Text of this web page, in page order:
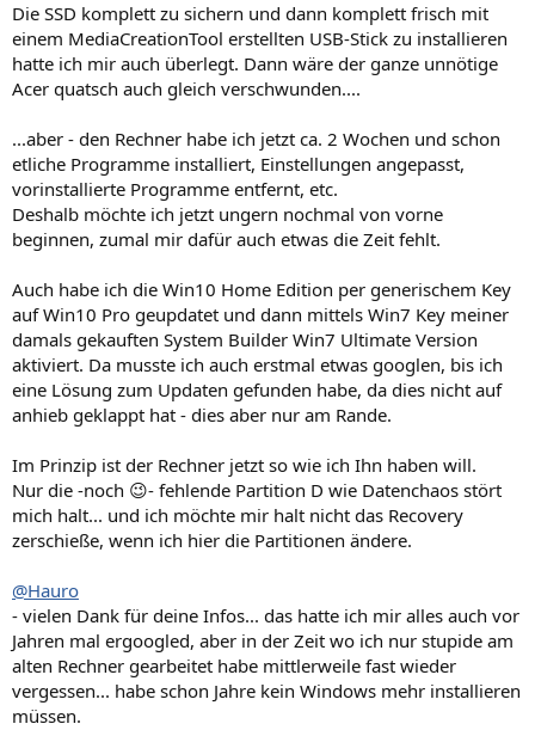
Die SSD komplett zu sichern und dann komplett frisch mit
einem MediaCreationTool erstellten USB-Stick zu installieren
hatte ich mir auch überlegt. Dann wäre der ganze unnötige
Acer quatsch auch gleich verschwunden....
...aber - den Rechner habe ich jetzt ca. 2 Wochen und schon
etliche Programme installiert, Einstellungen angepasst,
vorinstallierte Programme entfernt, etc.
Deshalb möchte ich jetzt ungern nochmal von vorne
beginnen, zumal mir dafür auch etwas die Zeit fehlt.
Auch habe ich die Win10 Home Edition per generischem Key
auf Win10 Pro geupdatet und dann mittels Win7 Key meiner
damals gekauften System Builder Win7 Ultimate Version
aktiviert. Da musste ich auch erstmal etwas googlen, bis ich
eine Lösung zum Updaten gefunden habe, da dies nicht auf
anhieb geklappt hat - dies aber nur am Rande.
Im Prinzip ist der Rechner jetzt so wie ich Ihn haben will.
Nur die -noch 😉- fehlende Partition D wie Datenchaos stört
mich halt... und ich möchte mir halt nicht das Recovery
zerschieße, wenn ich hier die Partitionen ändere.
@Hauro
- vielen Dank für deine Infos... das hatte ich mir alles auch vor
Jahren mal ergoogled, aber in der Zeit wo ich nur stupide am
alten Rechner gearbeitet habe mittlerweile fast wieder
vergessen... habe schon Jahre kein Windows mehr installieren
müssen.